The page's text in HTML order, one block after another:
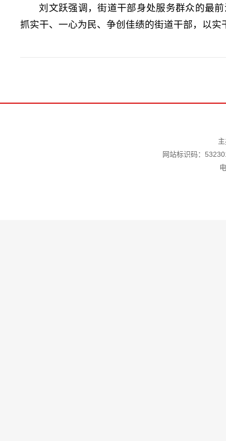
刘文跃强调，街道干部身处服务群众的最
抓实干、一心为民、争创佳绩的街道干部，以
网站标识码：